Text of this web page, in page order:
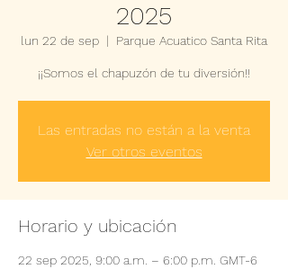
2025
lun 22 de sep
  |
Parque Acuatico Santa Rita
¡¡Somos el chapuzón de tu diversión!!
Las entradas no están a la venta
Ver otros eventos
Horario y ubicación
22 sep 2025, 9:00 a.m. – 6:00 p.m. GMT-6